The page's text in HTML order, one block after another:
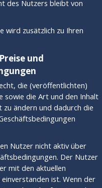
des Nutzers bleibt von
wird zusätzlich zu Ihren
und
die (veröffentlichten)
sowie die Art und den Inhalt
ändern und dadurch die
Nutzer nicht aktiv über
Der Nutzer
mit den aktuellen
ist. Wenn der